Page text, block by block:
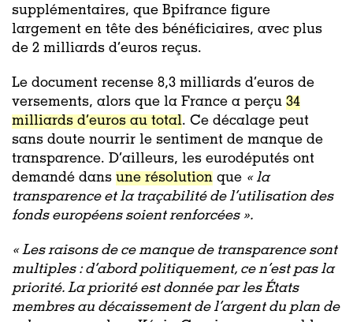
supplémentaires, que Bpifrance figure
largement en tête des bénéficiaires, avec plus
de 2 milliards d’euros reçus.
Le document recense 8,3 milliards d’euros de
versements, alors que la France a perçu 34
milliards d’euros au total. Ce décalage peut
sans doute nourrir le sentiment de manque de
transparence. D’ailleurs, les eurodéputés ont
demandé dans une résolution que « la
transparence et la traçabilité de l’utilisation des
fonds européens soient renforcées ».
« Les raisons de ce manque de transparence sont
multiples : d’abord politiquement, ce n’est pas la
priorité. La priorité est donnée par les États
membres au décaissement de l’argent du plan de